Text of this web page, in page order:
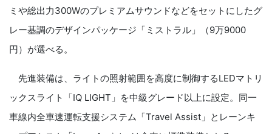
ミや総出力300Wのプレミアムサウンドなどをセットにしたグ
レー基調のデザインパッケージ「ミストラル」（9万9000
円）が選べる。
先進装備は、ライトの照射範囲を高度に制御するLEDマトリ
ックスライト「IQ LIGHT」を中級グレード以上に設定。同一
車線内全車速運転支援システム「Travel Assist」とレーンキ